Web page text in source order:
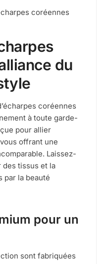
coréennes
du
coréennes
à toute garde-
pour allier
offrant une
Laissez-
des tissus et la
par la beauté
pour un
sont fabriquées